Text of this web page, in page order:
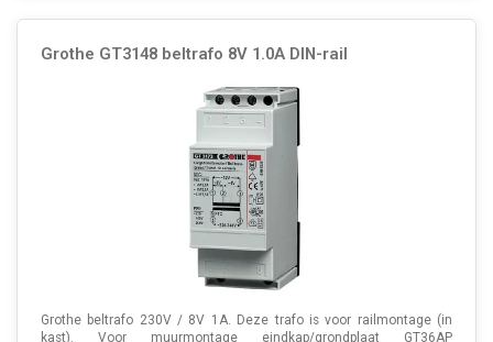
Grothe GT3148 beltrafo 8V 1.0A DIN-rail
Grothe beltrafo 230V / 8V 1A. Deze trafo is voor railmontage (in
kast). Voor muurmontage eindkap/grondplaat GT36AP